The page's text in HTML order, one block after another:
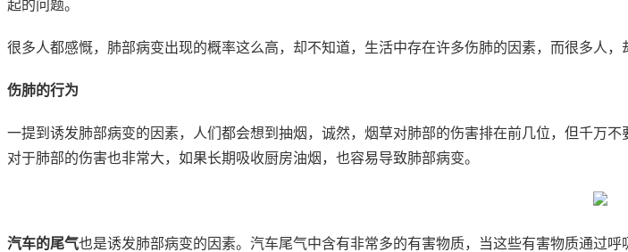
起的问题。
很多人都感慨，肺部病变出现的概率这么高，却不知道，生活中存在许多伤肺的因素，而很多人
伤肺的行为
一提到诱发肺部病变的因素，人们都会想到抽烟，诚然，烟草对肺部的伤害排在前几位，但千万不
对于肺部的伤害也非常大，如果长期吸收厨房油烟，也容易导致肺部病变。
汽车的尾气也是诱发肺部病变的因素。汽车尾气中含有非常多的有害物质，当这些有害物质通过